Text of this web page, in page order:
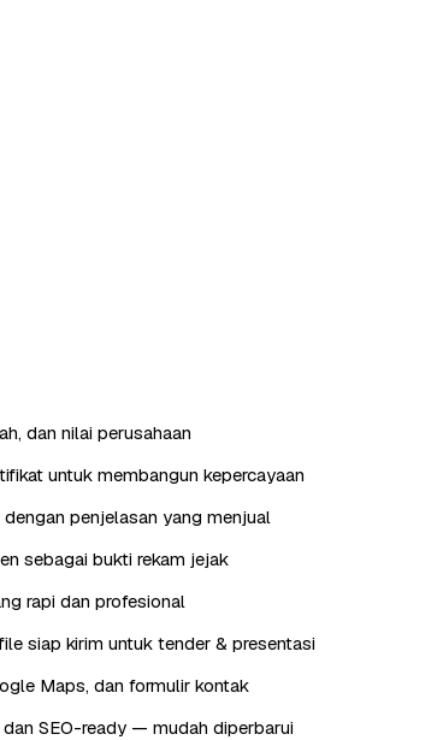
dan nilai perusahaan
untuk membangun kepercayaan
penjelasan yang menjual
sebagai bukti rekam jejak
rapi dan profesional
siap kirim untuk tender & presentasi
Maps, dan formulir kontak
SEO-ready — mudah diperbarui